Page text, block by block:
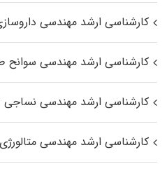
کارشناسی ارشد مهندسی
کارشناسی ارشد مهندسی سوانح
کارشناسی ارشد مهندسی
کارشناسی ارشد مهندسی